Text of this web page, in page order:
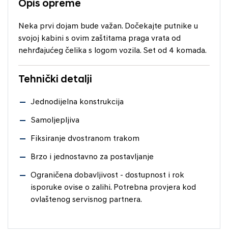
Opis opreme
Neka prvi dojam bude važan. Dočekajte putnike u
svojoj kabini s ovim zaštitama praga vrata od
nehrđajućeg čelika s logom vozila. Set od 4 komada.
Tehnički detalji
Jednodijelna konstrukcija
Samoljepljiva
Fiksiranje dvostranom trakom
Brzo i jednostavno za postavljanje
Ograničena dobavljivost - dostupnost i rok
isporuke ovise o zalihi. Potrebna provjera kod
ovlaštenog servisnog partnera.